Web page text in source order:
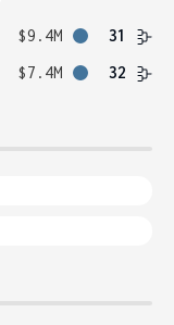
$9.4M
31
$7.4M 32